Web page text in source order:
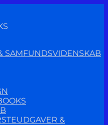
SAMFUNDSVIDENSKAB
&